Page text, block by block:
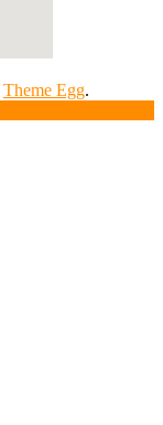
Theme Egg.